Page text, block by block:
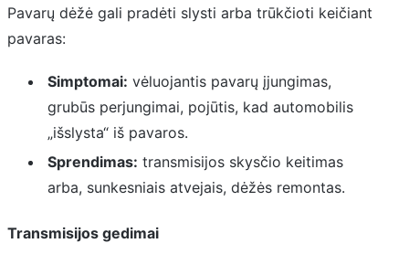
Pavarų dėžė gali pradėti slysti arba trūkčioti keičiant
pavaras:
Simptomai: vėluojantis pavarų įjungimas,
grubūs perjungimai, pojūtis, kad automobilis
„išslysta“ iš pavaros.
Sprendimas: transmisijos skysčio keitimas
arba, sunkesniais atvejais, dėžės remontas.
Transmisijos gedimai